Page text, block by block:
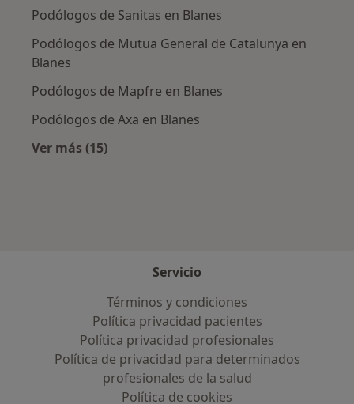
Podólogos de Sanitas en Blanes
Podólogos de Mutua General de Catalunya en
Blanes
Podólogos de Mapfre en Blanes
Podólogos de Axa en Blanes
Ver más (15)
Servicio
Términos y condiciones
Política privacidad pacientes
Política privacidad profesionales
Política de privacidad para determinados
profesionales de la salud
Política de cookies